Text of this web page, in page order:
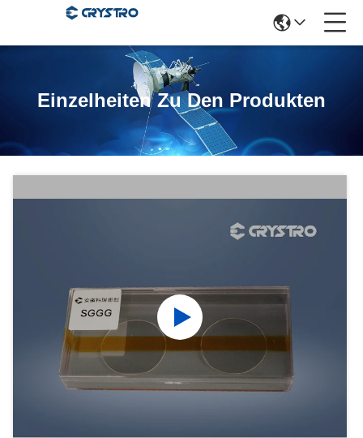
Einzelheiten Zu Den Produkten